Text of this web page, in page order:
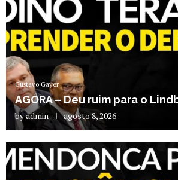
Gustavo Gayer
AGORA – Deu ruim para o
byadmin agosto 8, 2026